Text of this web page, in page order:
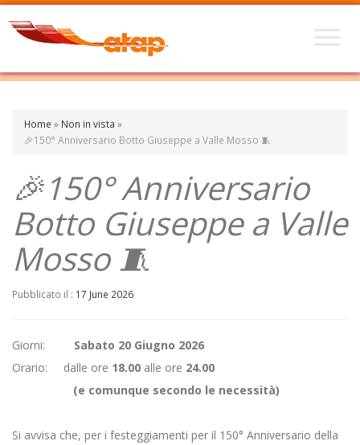
Home » Non in vista »
🎉150° Anniversario Botto Giuseppe a Valle Mosso 🧵
🎉150° Anniversario
Botto Giuseppe a Valle
Mosso 🧵
Pubblicato il : 17 June 2026
Giorni: Sabato 20 Giugno 2026
Orario: dalle ore 18.00 alle ore 24.00
(e comunque secondo le necessità)
Si avvisa che, per i festeggiamenti per il 150° Anniversario della